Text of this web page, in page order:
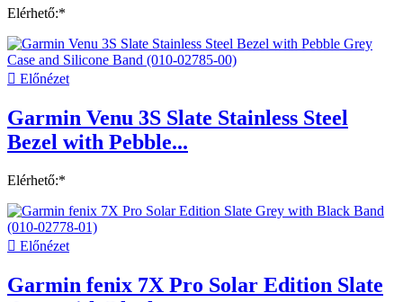
Elérhető:*
 Előnézet
Garmin Venu 3S Slate Stainless Steel
Bezel with Pebble...
Elérhető:*
 Előnézet
Garmin fenix 7X Pro Solar Edition Slate